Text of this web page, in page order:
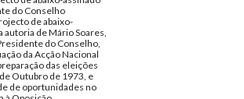
do Conselho
de abaixo-
autoria de Mário Soares,
do Conselho,
da Acção Nacional
das eleições
Outubro de 1973, e
de oportunidades no